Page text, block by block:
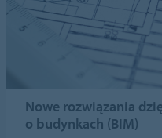
Nowe rozwiązania
o budynkach (BIM)